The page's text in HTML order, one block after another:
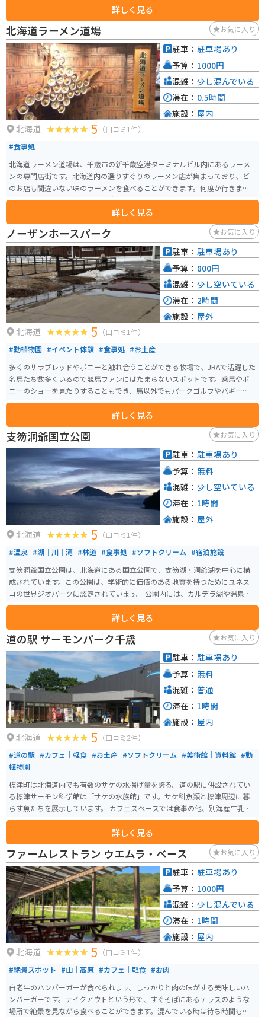
でなくても楽しめるスポットです。詳しく見る
北海道ラーメン道場 お気に入り
北海道 5 （口コミ1件）
#食事処
北海道ラーメン道場は、千歳市の新千歳空港ターミナルビル内にあるラーメ
ンの専門店街です。北海道内の選りすぐりのラーメン店が集まっており、ど
のお店も間違いない味のラーメンを食べることができます。何度か行きまし
たが、個人的には札幌飛燕の我流札幌塩らーめんが一番好みです。
詳しく見る
駐車： 駐車場あり
予算： 1000円
混雑： 少し混んでいる
滞在： 0.5時間
施設： 屋内
ノーザンホースパーク お気に入り
北海道 5 （口コミ1件）
#動植物園 #イベント体験 #食事処 #お土産
多くのサラブレッドやポニーと触れ合うことができる牧場で、JRAで活躍した
名馬たち数多くいるので競馬ファンにはたまらないスポットです。乗馬やポ
ニーのショーを見たりすることもでき、馬以外でもパークゴルフやバギーな
ど多くのアクティビティがあります。レストランもあり、食材にこだわった
料理を楽しむことができます。競馬を知らない方でも楽しめること間違いな
しのスポットです。
詳しく見る
駐車： 駐車場あり
予算： 800円
混雑： 少し空いている
滞在： 2時間
施設： 屋外
支笏洞爺国立公園 お気に入り
北海道 5 （口コミ1件）
#温泉 #湖｜川｜滝 #林道 #食事処 #ソフトクリーム #宿泊施設
支笏洞爺国立公園は、北海道にある国立公園で、支笏湖・洞爺湖を中心に構
成されています。この公園は、学術的に価値のある地質を持つためにユネス
コの世界ジオパークに認定されています。 公園内には、カルデラ湖や温泉な
ど、火山活動によって形作られた地形を確認できるため、「生きた火山の博
物館」とも呼ばれています。また、高山植物や珍しい動植物も生息していま
す。 支笏湖は、日本一の水質を誇り、国内では2番目の深い不凍湖として知ら
れています。公園周辺には、湖畔の商店街、温泉、イベントなどがあり、ま
た、自然に囲まれた美しいスポットもあります。支笏洞爺国立公園は昭和24
年に指定され、総面積は99,302haで、うち支笏湖地区が29,852haを占めてい
ます。
詳しく見る
駐車： 駐車場あり
予算： 無料
混雑： 少し空いている
滞在： 1時間
施設： 屋外
道の駅 サーモンパーク千歳 お気に入り
北海道 5 （口コミ2件）
#道の駅 #カフェ｜軽食 #お土産 #ソフトクリーム #美術館｜資料館 #動
植物園
標津町は北海道内でも有数のサケの水揚げ量を誇る。道の駅に併設されてい
る標津サーモン科学館は「サケの水族館」です。サケ科魚類と標津周辺に暮
らす魚たちを展示しています。 カフェスペースでは食事の他、別海産牛乳と
標津産牛乳のソフトクリームがあり食べ比べができます。グランドピアノが
設置されており自由に演奏もできます。
詳しく見る
駐車： 駐車場あり
予算： 無料
混雑： 普通
滞在： 1時間
施設： 屋内
ファームレストラン ウエムラ・ベース お気に入り
北海道 5 （口コミ1件）
#絶景スポット #山｜高原 #カフェ｜軽食 #お肉
白老牛のハンバーガーが食べられます。しっかりと肉の味がする美味しいハ
ンバーガーです。テイクアウトという形で、すぐそばにあるテラスのような
場所で絶景を見ながら食べることができます。混んでいる時は待ち時間もあ
駐車： 駐車場あり
予算： 1000円
混雑： 少し混んでいる
滞在： 1時間
施設： 屋内